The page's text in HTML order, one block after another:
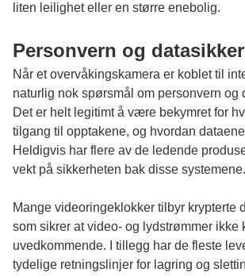
liten leilighet eller en større enebolig.
Personvern og
Når et overvåkingskamera er koblet til
naturlig nok spørsmål om personvern og
Det er helt legitimt å være bekymret for
tilgang til opptakene, og hvordan
Heldigvis har flere av de ledende
vekt på sikkerheten bak disse systemene.
Mange videoringeklokker tilbyr krypterte
som sikrer at video- og lydstrømmer ikke
uvedkommende. I tillegg har de fleste
tydelige retningslinjer for lagring og